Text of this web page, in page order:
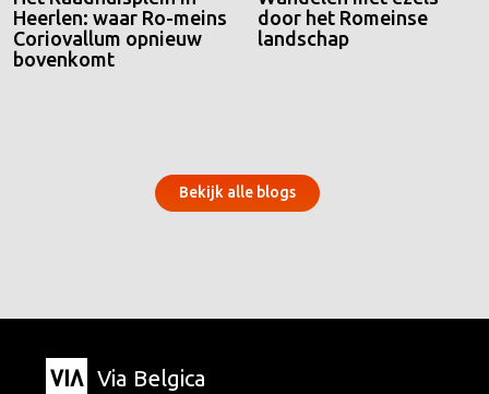
Heerlen: waar Ro-meins
Coriovallum opnieuw
bovenkomt
door het Romeinse
landschap
Bekijk alle blogs
Via Belgica